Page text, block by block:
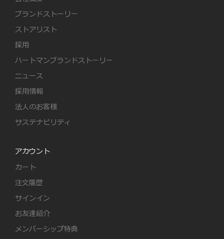
ブランドストーリー
ストアリスト
採用
ハートマンブランドストーリー
ニュース
採用情報
法人のお客様
サステナビリティ
アカウント
カート
注文履歴
サインイン
お友達紹介
メンバーシップ特典